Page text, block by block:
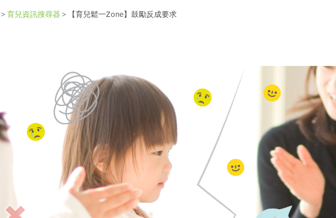
> 育兒資訊搜尋器 > 【育兒鬆一Zone】鼓勵反成要求